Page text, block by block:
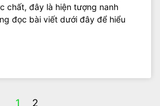
chất, đây là hiện tượng nanh
đọc bài viết dưới đây để hiểu
1 2